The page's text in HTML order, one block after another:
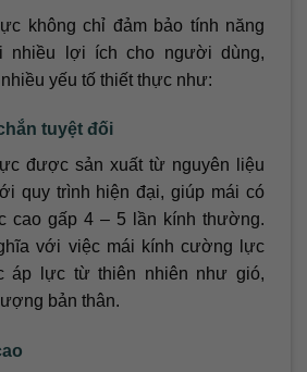
không chỉ đảm bảo tính năng
nhiều lợi ích cho người dùng,
yếu tố thiết thực như:
tuyệt đối
được sản xuất từ nguyên liệu
quy trình hiện đại, giúp mái có
cao gấp 4 – 5 lần kính thường.
với việc mái kính cường lực
áp lực từ thiên nhiên như gió,
bản thân.